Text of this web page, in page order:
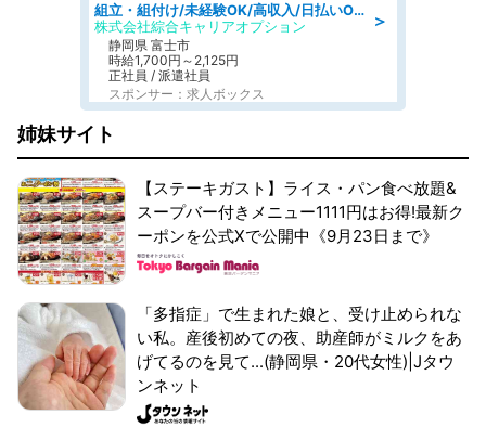
＞
組立・組付け/未経験OK/高収入/日払いOK/交替制/20・30・40代活躍中
株式会社綜合キャリアオプション
静岡県 富士市
時給1,700円～2,125円
正社員 / 派遣社員
スポンサー：求人ボックス
姉妹サイト
【ステーキガスト】ライス・パン食べ放題&
スープバー付きメニュー1111円はお得!最新ク
ーポンを公式Xで公開中《9月23日まで》
「多指症」で生まれた娘と、受け止められな
い私。産後初めての夜、助産師がミルクをあ
げてるのを見て...(静岡県・20代女性)|Jタウ
ンネット